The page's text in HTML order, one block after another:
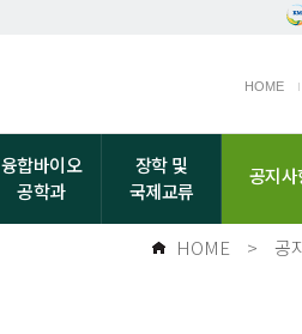
HOME
융합바이오
공학과
장학 및
국제교류
공지사
HOME > 공